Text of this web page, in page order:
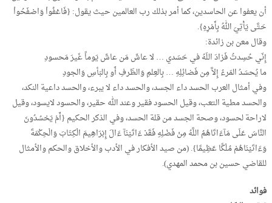
أن يعفوا عن الحاسدين، كما أمر بذلك رب العالمين حيث يقول: {فَاعْفُواْ وَاصْفَحُواْ
حَتَّى يَأْتِيَ اللهُ بِأَمْرِهِ}.
وقال معن بن زائدة:
إِنّي حُسِدتُ فَزادَ اللَهُ في حَسَدي … لا عاشَ مَن عاشَ يَوماً غَيرَ مَحسودِ
ما يُحسَدُ المَرءُ إِلاَّ مِن فَضائِلِهِ … بِالعِلمِ وَالظَرفِ أَو بِالبَأسِ وَالجودِ
وفي أمثال العرب الحسد داء الجسد، والحسد داء لا يبرء، والحسد داعية النكد،
والحسد مطية التعب، وقيل الحسود فقير وعند الله حقير، والحسود لايسود، وقيل
لاراحة لحسود، وصحة الجسد من قلة الحسد، وفي الذكر الحكيم {أَمْ يَحْسُدُونَ
النَّاسَ عَلَى مَآءَاتَاهُمُ اللَّهُ مِنْ فَضْلِهِ فَقَدْ ءَاتَيْنَآ ءَالَ إِبْرَاهِيمَ الْكِتَابَ وَالْحِكْمَةَ
وَءَاتَيْنَاهُمْ مُلْكًا عَظِيمًا}. (من صيد الأفكار في الأدب والأخلاق والحكم والأمثال
للقاضي حسين بن محمد المهدي).
فوائد